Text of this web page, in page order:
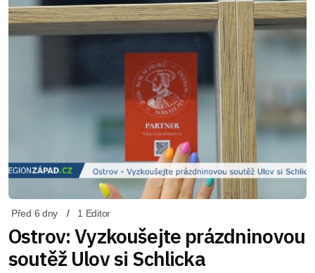
Před 6 dny 1 Editor
Ostrov: Vyzkoušejte prázdninovou
soutěž Ulov si Schlicka